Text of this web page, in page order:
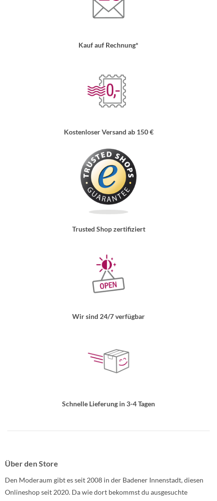
Kauf auf Rechnung*
Kostenloser Versand ab 150 €
Trusted Shop zertifiziert
Wir sind 24/7 verfügbar
Schnelle Lieferung in 3-4 Tagen
Über den Store
Den Moderaum gibt es seit 2008 in der Badener Innenstadt, diesen
Onlineshop seit 2020. Da wie dort bekommst du ausgesuchte